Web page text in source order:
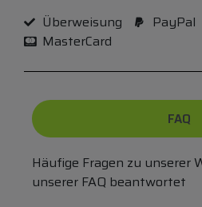
Überweisung
PayPal
MasterCard
FAQ
Häufige Fragen zu unserer
unserer FAQ beantwortet